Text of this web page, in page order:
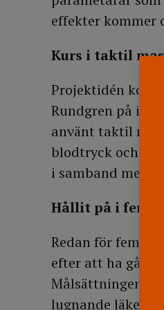
effekter kommer
Kurs i taktil
Projektidén
Rundgren på iva
använt taktil
blodtryck och
i samband med
Hållit på i fem år
Redan för fem år
efter att ha gått
Målsättningen
lugnande